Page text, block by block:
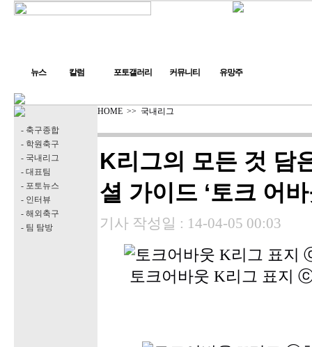
뉴스 칼럼 포토갤러리 커뮤니티 유망주
- 축구종합
- 학원축구
- 국내리그
- 대표팀
- 포토뉴스
- 인터뷰
- 해외축구
- 팀 탐방
HOME >> 국내리그
K리그의 모든 것 담
셜 가이드 ‘토크 어
기사 작성일 : 14-04-05 00:03
토크어바웃 K리그 표지